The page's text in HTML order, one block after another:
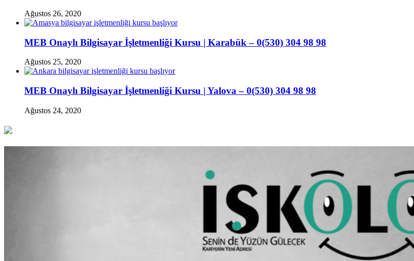
Ağustos 26, 2020
MEB Onaylı Bilgisayar İşletmenliği Kursu | Karabük – 0(530) 304 98 98
Ağustos 25, 2020
MEB Onaylı Bilgisayar İşletmenliği Kursu | Yalova – 0(530) 304 98 98
Ağustos 24, 2020